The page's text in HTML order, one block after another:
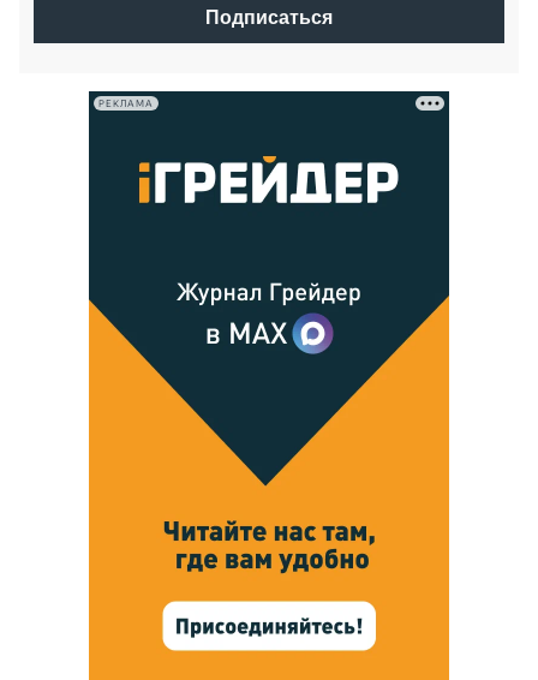
Подписаться
РЕКЛАМА